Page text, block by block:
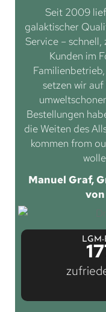
Seit 2009
galaktischer
Service –
Kunden im
setzen wir
Bestellungen
die Weiten des
kommen from
Manuel Graf,
LGM-